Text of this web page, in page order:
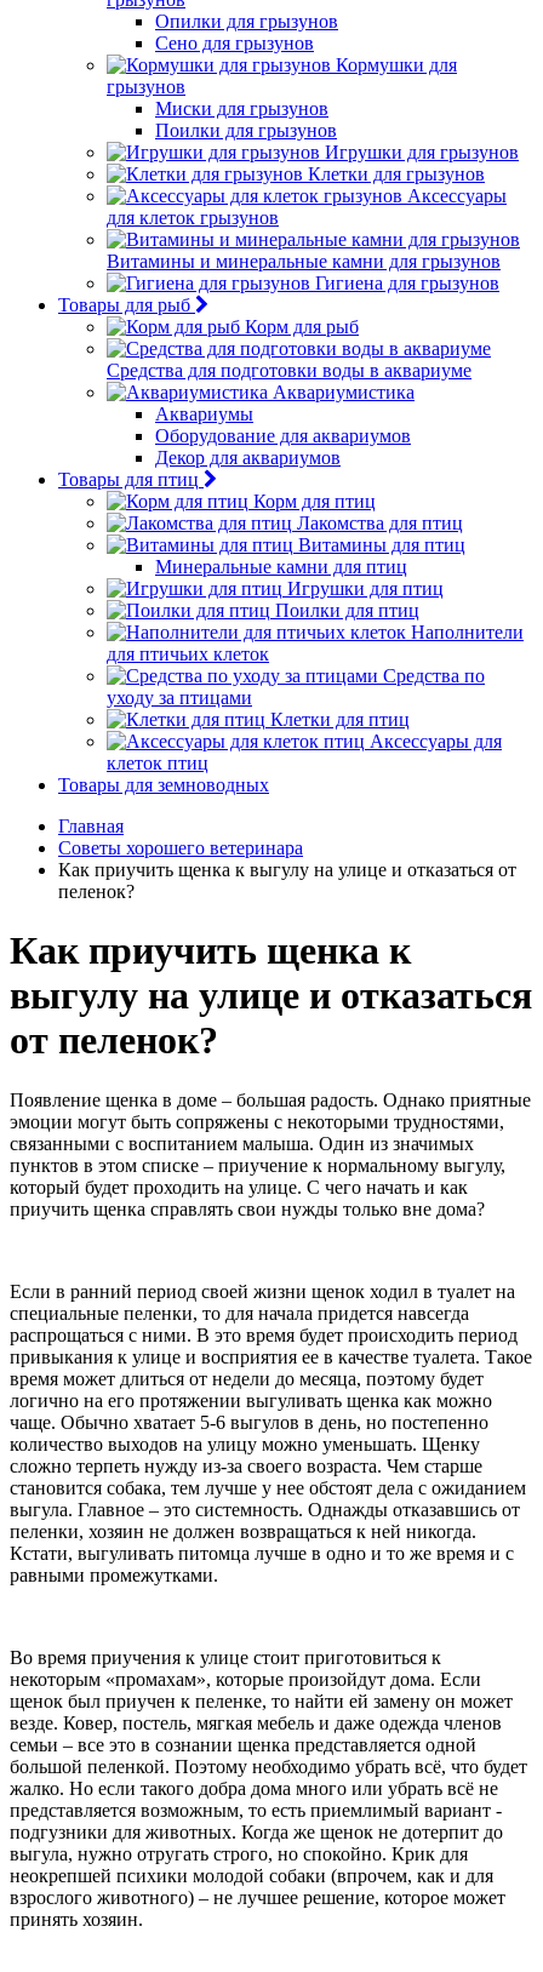
Опилки для грызунов
Сено для грызунов
Кормушки для
грызунов
Миски для грызунов
Поилки для грызунов
Игрушки для грызунов
Клетки для грызунов
Аксессуары
для клеток грызунов
Витамины и минеральные камни для грызунов
Гигиена для грызунов
Товары для рыб
Корм для рыб
Средства для подготовки воды в аквариуме
Аквариумистика
Аквариумы
Оборудование для аквариумов
Декор для аквариумов
Товары для птиц
Корм для птиц
Лакомства для птиц
Витамины для птиц
Минеральные камни для птиц
Игрушки для птиц
Поилки для птиц
Наполнители
для птичьих клеток
Средства по
уходу за птицами
Клетки для птиц
Аксессуары для
клеток птиц
Товары для земноводных
Главная
Советы хорошего ветеринара
Как приучить щенка к выгулу на улице и отказаться от
пеленок?
Как приучить щенка к
выгулу на улице и отказаться
от пеленок?
Появление щенка в доме – большая радость. Однако приятные
эмоции могут быть сопряжены с некоторыми трудностями,
связанными с воспитанием малыша. Один из значимых
пунктов в этом списке – приучение к нормальному выгулу,
который будет проходить на улице. С чего начать и как
приучить щенка справлять свои нужды только вне дома?
Если в ранний период своей жизни щенок ходил в туалет на
специальные пеленки, то для начала придется навсегда
распрощаться с ними. В это время будет происходить период
привыкания к улице и восприятия ее в качестве туалета. Такое
время может длиться от недели до месяца, поэтому будет
логично на его протяжении выгуливать щенка как можно
чаще. Обычно хватает 5-6 выгулов в день, но постепенно
количество выходов на улицу можно уменьшать. Щенку
сложно терпеть нужду из-за своего возраста. Чем старше
становится собака, тем лучше у нее обстоят дела с ожиданием
выгула. Главное – это системность. Однажды отказавшись от
пеленки, хозяин не должен возвращаться к ней никогда.
Кстати, выгуливать питомца лучше в одно и то же время и с
равными промежутками.
Во время приучения к улице стоит приготовиться к
некоторым «промахам», которые произойдут дома. Если
щенок был приучен к пеленке, то найти ей замену он может
везде. Ковер, постель, мягкая мебель и даже одежда членов
семьи – все это в сознании щенка представляется одной
большой пеленкой. Поэтому необходимо убрать всё, что будет
жалко. Но если такого добра дома много или убрать всё не
представляется возможным, то есть приемлимый вариант -
подгузники для животных. Когда же щенок не дотерпит до
выгула, нужно отругать строго, но спокойно. Крик для
неокрепшей психики молодой собаки (впрочем, как и для
взрослого животного) – не лучшее решение, которое может
принять хозяин.